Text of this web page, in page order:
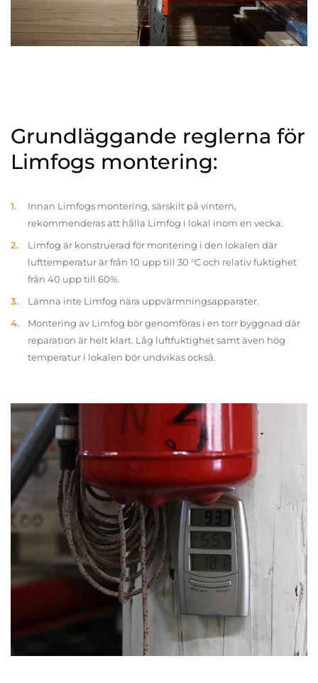
Grundläggande reglerna för
Limfogs montering:
Innan Limfogs montering, särskilt på vintern,
rekommenderas att hålla Limfog i lokal inom en vecka.
Limfog är konstruerad för montering i den lokalen där
lufttemperatur är från 10 upp till 30 °C och relativ fuktighet
från 40 upp till 60%.
Lämna inte Limfog nära uppvärmningsapparater.
Montering av Limfog bör genomföras i en torr byggnad där
reparation är helt klart. Låg luftfuktighet samt även hög
temperatur i lokalen bör undvikas också.